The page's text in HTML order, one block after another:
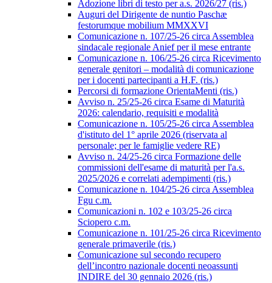
Adozione libri di testo per a.s. 2026/27 (ris.)
Auguri del Dirigente de nuntio Paschæ
festorumque mobilium MMXXVI
Comunicazione n. 107/25-26 circa Assemblea
sindacale regionale Anief per il mese entrante
Comunicazione n. 106/25-26 circa Ricevimento
generale genitori – modalità di comunicazione
per i docenti partecipanti a H.F. (ris.)
Percorsi di formazione OrientaMenti (ris.)
Avviso n. 25/25-26 circa Esame di Maturità
2026: calendario, requisiti e modalità
Comunicazione n. 105/25-26 circa Assemblea
d'istituto del 1° aprile 2026 (riservata al
personale; per le famiglie vedere RE)
Avviso n. 24/25-26 circa Formazione delle
commissioni dell'esame di maturità per l'a.s.
2025/2026 e correlati adempimenti (ris.)
Comunicazione n. 104/25-26 circa Assemblea
Fgu c.m.
Comunicazioni n. 102 e 103/25-26 circa
Sciopero c.m.
Comunicazione n. 101/25-26 circa Ricevimento
generale primaverile (ris.)
Comunicazione sul secondo recupero
dell’incontro nazionale docenti neoassunti
INDIRE del 30 gennaio 2026 (ris.)